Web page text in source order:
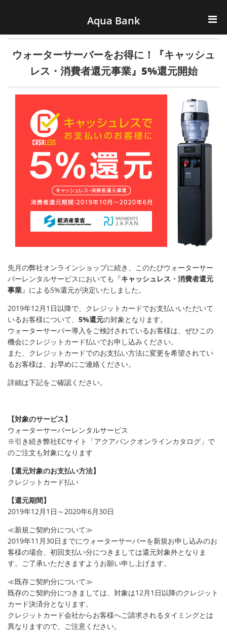
Aqua Bank
TOP
KENCOS・eye-cos
Water Server
COOLIC
環境事業
会社概要
ウォーターサーバーをお得に！『キャッシュ
レス・消費者還元事業』5%還元開始
先月の弊社オンラインショップに続き、このたびウォーターサー
バーレンタルサービスにおいても『キャッシュレス・消費者還元
事業』による5%還元が決定いたしました。
2019年12月1日以降で、クレジットカードでお支払いいただいて
いるお客様について、 5%還元の対象となります。
ウォーターサーバー導入をご検討されているお客様は、ぜひこの
機会にクレジットカード払いでお申し込みください。
また、クレジットカードでのお支払い方法に変更を希望されてい
るお客様は、お早めにご連絡ください。
詳細は下記をご確認ください。
【対象のサービス】
ウォーターサーバーレンタルサービス
※引き続き弊社ECサイト「アクアバンクオンラインカタログ」で
のご注文も対象になります
【還元対象のお支払い方法】
クレジットカード払い
【還元期間】
2019年12月1日～2020年6月30日
≪新規ご契約分について≫
2019年11月30日までにウォーターサーバーを新規お申し込みのお
客様の場合、初回支払い分につきましては還元対象外となりま
す。ご了承いただきますようお願い申し上げます。
≪既存ご契約分について≫
既存のご契約分につきましては、対象は12月1日以降のクレジット
カード決済分となります。
クレジットカード会社からお客様へご請求されるタイミングとは
異なりますので、ご注意ください。